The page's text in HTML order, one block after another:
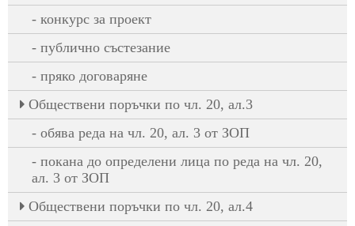
конкурс за проект
публично състезание
пряко договаряне
Oбществени поръчки по чл. 20, ал.3
обява реда на чл. 20, ал. 3 от ЗОП
покана до определени лица по реда на чл. 20,
ал. 3 от ЗОП
Oбществени поръчки по чл. 20, ал.4